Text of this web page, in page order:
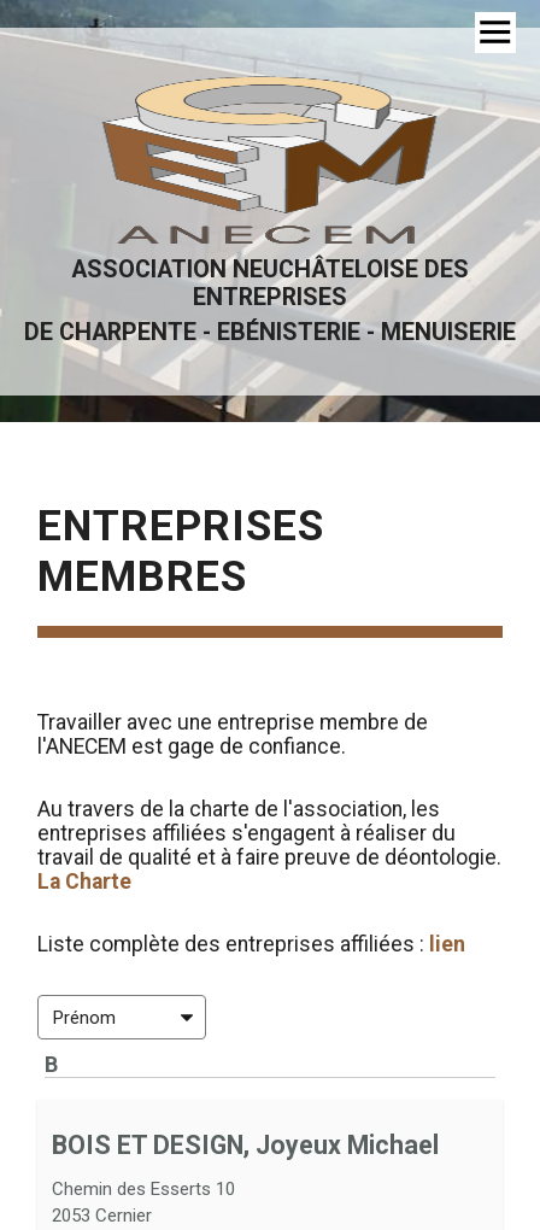
ASSOCIATION NEUCHÂTELOISE DES
ENTREPRISES
DE CHARPENTE - EBÉNISTERIE - MENUISERIE
ENTREPRISES
MEMBRES
Travailler avec une entreprise membre de
l'ANECEM est gage de confiance.
Au travers de la charte de l'association, les
entreprises affiliées s'engagent à réaliser du
travail de qualité et à faire preuve de déontologie.
La Charte
Liste complète des entreprises affiliées : lien
B
BOIS ET DESIGN, Joyeux Michael
Chemin des Esserts 10
2053 Cernier